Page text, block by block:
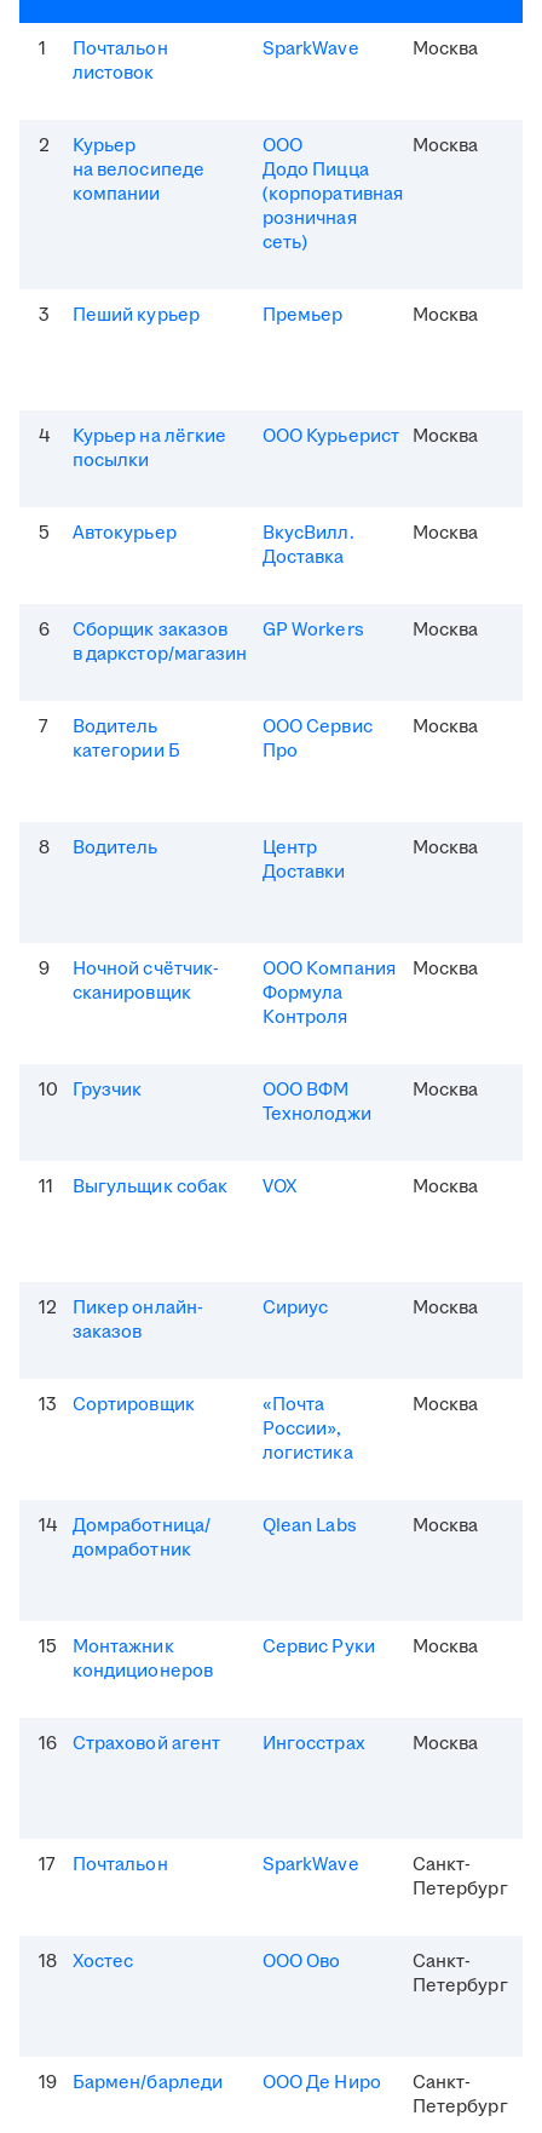
1
Почтальон
листовок
SparkWave Москва
2
Курьер
на велосипеде
компании
ООО
Додо Пицца
(корпоративная
розничная
сеть)
Москва
3 Пеший курьер Премьер Москва
4
Курьер на лёгкие
посылки
ООО Курьерист Москва
5 Автокурьер
ВкусВилл.
Доставка
Москва
6
Сборщик заказов
в даркстор/магазин
GP Workers Москва
7
Водитель
категории Б
ООО Сервис
Про
Москва
8 Водитель
Центр
Доставки
Москва
9
Ночной счётчик-
сканировщик
ООО Компания
Формула
Контроля
Москва
10 Грузчик
ООО ВФМ
Технолоджи
Москва
11 Выгульщик собак VOX Москва
12
Пикер онлайн-
заказов
Сириус Москва
13 Сортировщик
«Почта
России»,
логистика
Москва
14
Домработница/
домработник
Qlean Labs Москва
15
Монтажник
кондиционеров
Сервис Руки Москва
16 Страховой агент Ингосстрах Москва
17 Почтальон SparkWave
Санкт-
Петербург
18 Хостес ООО Ово
Санкт-
Петербург
19 Бармен/барледи ООО Де Ниро
Санкт-
Петербург